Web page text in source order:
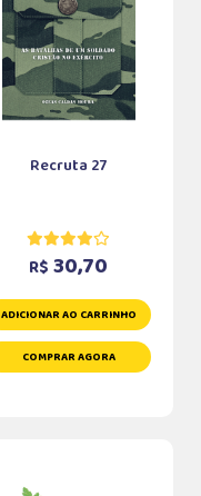
Recruta 27
R$ 30,70
ADICIONAR AO CARRINHO
COMPRAR AGORA